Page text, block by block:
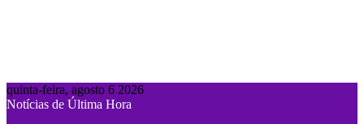
quinta-feira, agosto 6 2026
Notícias de Última Hora